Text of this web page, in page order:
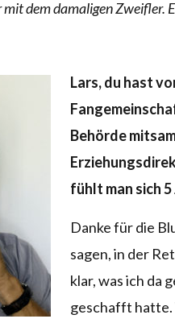
dem damaligen Zweifler.
Lars, du hast
Behörde
fühlt man sich
Danke für die
sagen, in der
klar, was ich da
geschafft hatte.